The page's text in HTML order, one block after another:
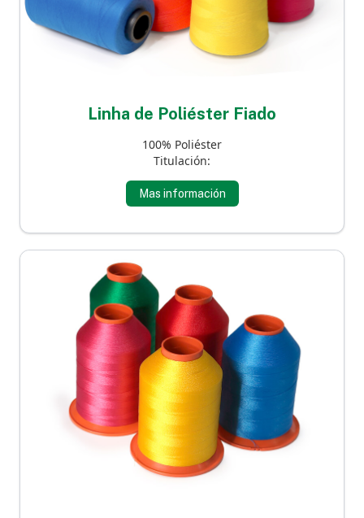
Linha de Poliéster Fiado
100% Poliéster
Titulación:
Mas información